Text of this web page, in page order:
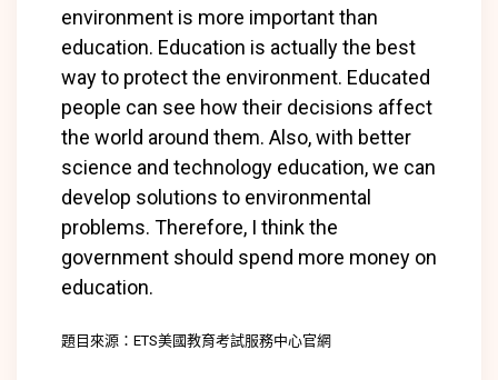
environment is more important than
education. Education is actually the best
way to protect the environment. Educated
people can see how their decisions affect
the world around them. Also, with better
science and technology education, we can
develop solutions to environmental
problems. Therefore, I think the
government should spend more money on
education.
題目來源：ETS美國教育考試服務中心官網